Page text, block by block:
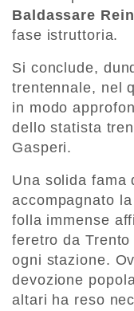
Baldassare
fase istruttoria.
Si conclude,
trentennale, nel
in modo
dello statista
Gasperi.
Una solida fama
accompagnato
folla immense
feretro da
ogni stazione.
devozione
altari ha reso